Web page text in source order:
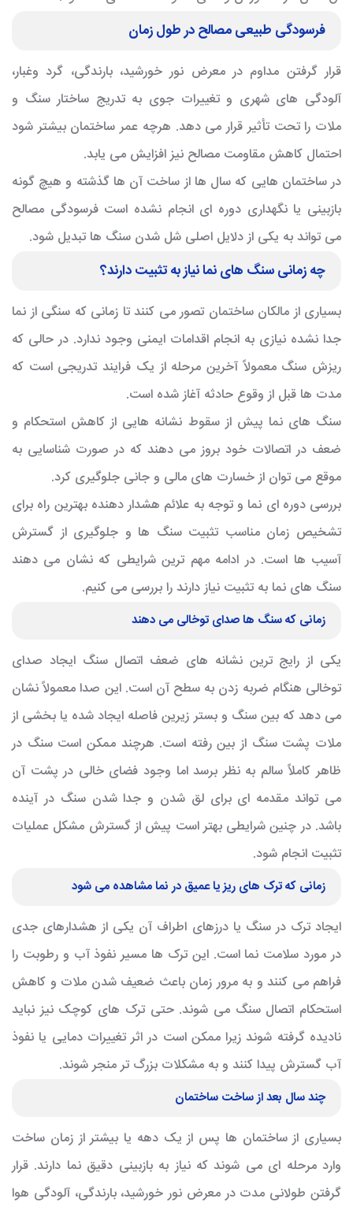
فرسودگی طبیعی مصالح در طول زمان
قرار گرفتن مداوم در معرض نور خورشید، بارندگی، گرد وغبار،
آلودگی های شهری و تغییرات جوی به تدریج ساختار سنگ و
ملات را تحت تأثیر قرار می دهد. هرچه عمر ساختمان بیشتر شود
احتمال کاهش مقاومت مصالح نیز افزایش می یابد.
در ساختمان هایی که سال ها از ساخت آن ها گذشته و هیچ گونه
بازبینی یا نگهداری دوره ای انجام نشده است فرسودگی مصالح
می تواند به یکی از دلایل اصلی شل شدن سنگ ها تبدیل شود.
چه زمانی سنگ های نما نیاز به تثبیت دارند؟
بسیاری از مالکان ساختمان تصور می کنند تا زمانی که سنگی از نما
جدا نشده نیازی به انجام اقدامات ایمنی وجود ندارد. در حالی که
ریزش سنگ معمولاً آخرین مرحله از یک فرایند تدریجی است که
مدت ها قبل از وقوع حادثه آغاز شده است.
سنگ های نما پیش از سقوط نشانه هایی از کاهش استحکام و
ضعف در اتصالات خود بروز می دهند که در صورت شناسایی به
موقع می توان از خسارت های مالی و جانی جلوگیری کرد.
بررسی دوره ای نما و توجه به علائم هشدار دهنده بهترین راه برای
تشخیص زمان مناسب تثبیت سنگ ها و جلوگیری از گسترش
آسیب ها است. در ادامه مهم ترین شرایطی که نشان می دهند
سنگ های نما به تثبیت نیاز دارند را بررسی می کنیم.
زمانی که سنگ ها صدای توخالی می دهند
یکی از رایج ترین نشانه های ضعف اتصال سنگ ایجاد صدای
توخالی هنگام ضربه زدن به سطح آن است. این صدا معمولاً نشان
می دهد که بین سنگ و بستر زیرین فاصله ایجاد شده یا بخشی از
ملات پشت سنگ از بین رفته است. هرچند ممکن است سنگ در
ظاهر کاملاً سالم به نظر برسد اما وجود فضای خالی در پشت آن
می تواند مقدمه ای برای لق شدن و جدا شدن سنگ در آینده
باشد. در چنین شرایطی بهتر است پیش از گسترش مشکل عملیات
تثبیت انجام شود.
زمانی که ترک های ریز یا عمیق در نما مشاهده می شود
ایجاد ترک در سنگ یا درزهای اطراف آن یکی از هشدارهای جدی
در مورد سلامت نما است. این ترک ها مسیر نفوذ آب و رطوبت را
فراهم می کنند و به مرور زمان باعث ضعیف شدن ملات و کاهش
استحکام اتصال سنگ می شوند. حتی ترک های کوچک نیز نباید
نادیده گرفته شوند زیرا ممکن است در اثر تغییرات دمایی یا نفوذ
آب گسترش پیدا کنند و به مشکلات بزرگ تر منجر شوند.
چند سال بعد از ساخت ساختمان
بسیاری از ساختمان ها پس از یک دهه یا بیشتر از زمان ساخت
وارد مرحله ای می شوند که نیاز به بازبینی دقیق نما دارند. قرار
گرفتن طولانی مدت در معرض نور خورشید، بارندگی، آلودگی هوا